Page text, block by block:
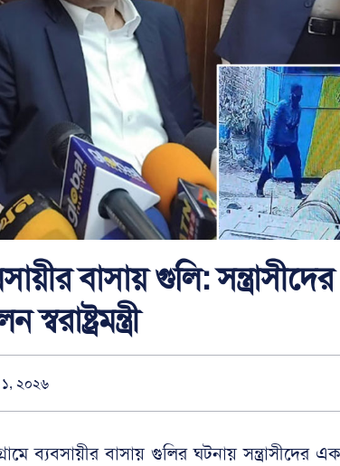
বাসায় গুলি:
১, ২০২৬
ব্যবসায়ীর বাসায় গুলির ঘটনায় সন্ত্রাসীদের